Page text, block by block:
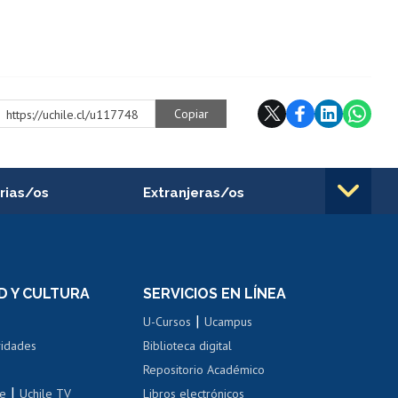
https://uchile.cl/u117748 Copiar
os
interna
renta
uchile
Extranjeras/os
Movilidad Estudiantil
Cursos de español
Y CULTURA
|Uchile TV
SERVICIOS EN LÍNEA
U-Cursos |Ucampus
Biblioteca digital
Repositorio Académico
Libros electrónicos